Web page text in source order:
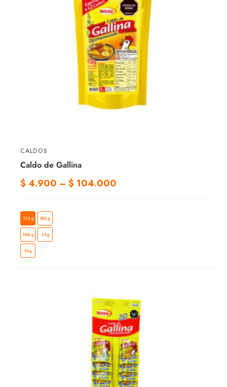
127.400
CALDOS
Caldo de Gallina
$ 4.900 – $ 104.000
132 g 800 g
1600 g 3 kg
5 kg